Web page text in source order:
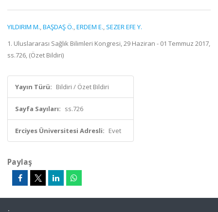
YILDIRIM M.,BAŞDAŞ Ö.,ERDEM E., SEZER EFE Y.
1. Uluslararası Sağlık Bilimleri Kongresi, 29 Haziran - 01 Temmuz 2017,
ss.726, (Özet Bildiri)
Yayın Türü: Bildiri / Özet Bildiri
Sayfa Sayıları: ss.726
Erciyes Üniversitesi Adresli: Evet
Paylaş